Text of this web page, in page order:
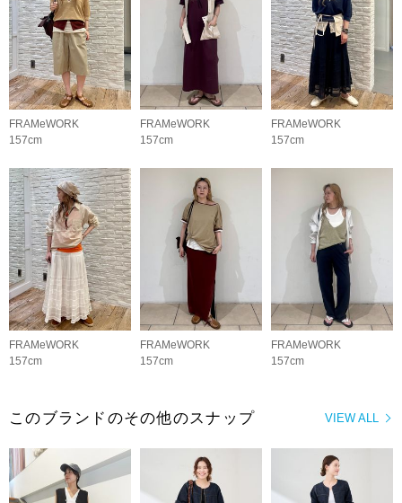
FRAMeWORK
157cm
FRAMeWORK
157cm
FRAMeWORK
157cm
FRAMeWORK
157cm
FRAMeWORK
157cm
FRAMeWORK
157cm
VIEW ALL
このブランドのその他のスナップ